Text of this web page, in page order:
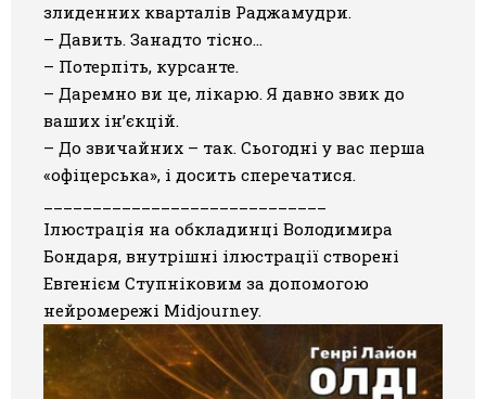
злиденних кварталів Раджамудри.
– Давить. Занадто тісно…
– Потерпіть, курсанте.
– Даремно ви це, лікарю. Я давно звик до
ваших ін’єкцій.
– До звичайних – так. Сьогодні у вас перша
«офіцерська», і досить сперечатися.
Ілюстрація на обкладинці Володимира
Бондаря, внутрішні ілюстрації створені
Евгенієм Ступніковим за допомогою
нейромережі Midjourney.